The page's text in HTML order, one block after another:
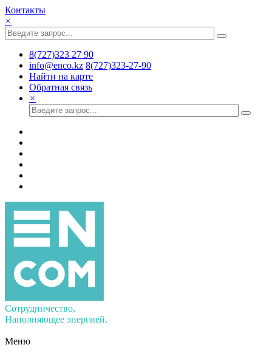
Контакты
×
8(727)323 27 90
info@enco.kz 8(727)323-27-90
Найти на карте
Обратная связь
×
Сотрудничество,
Наполняющее энергией.
Меню